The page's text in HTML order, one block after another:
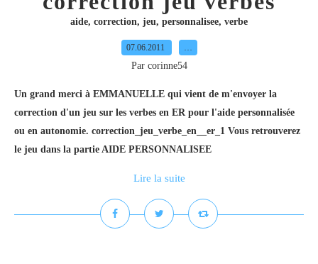
aide, correction, jeu, personnalisee, verbe
07.06.2011 …
Par corinne54
Un grand merci à EMMANUELLE qui vient de m'envoyer la
correction d'un jeu sur les verbes en ER pour l'aide personnalisée
ou en autonomie. correction_jeu_verbe_en__er_1 Vous retrouverez
le jeu dans la partie AIDE PERSONNALISEE
Lire la suite